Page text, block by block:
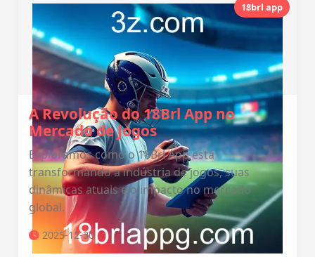
18brl app
A Revolução do 18Brl App no
Mercado de Jogos
Exploramos como o 18Brl App está
transformando a indústria de jogos, suas
dinâmicas atuais e o impacto no mercado
global.
2025-12-30